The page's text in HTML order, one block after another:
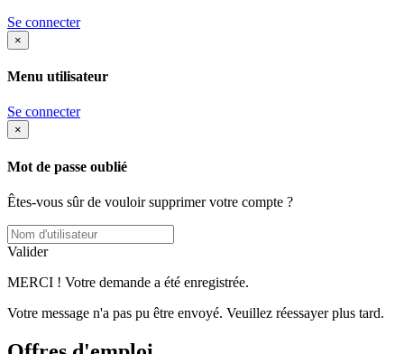
Se connecter
×
Menu utilisateur
Se connecter
×
Mot de passe oublié
Êtes-vous sûr de vouloir supprimer votre compte ?
Valider
MERCI ! Votre demande a été enregistrée.
Votre message n'a pas pu être envoyé. Veuillez réessayer plus tard.